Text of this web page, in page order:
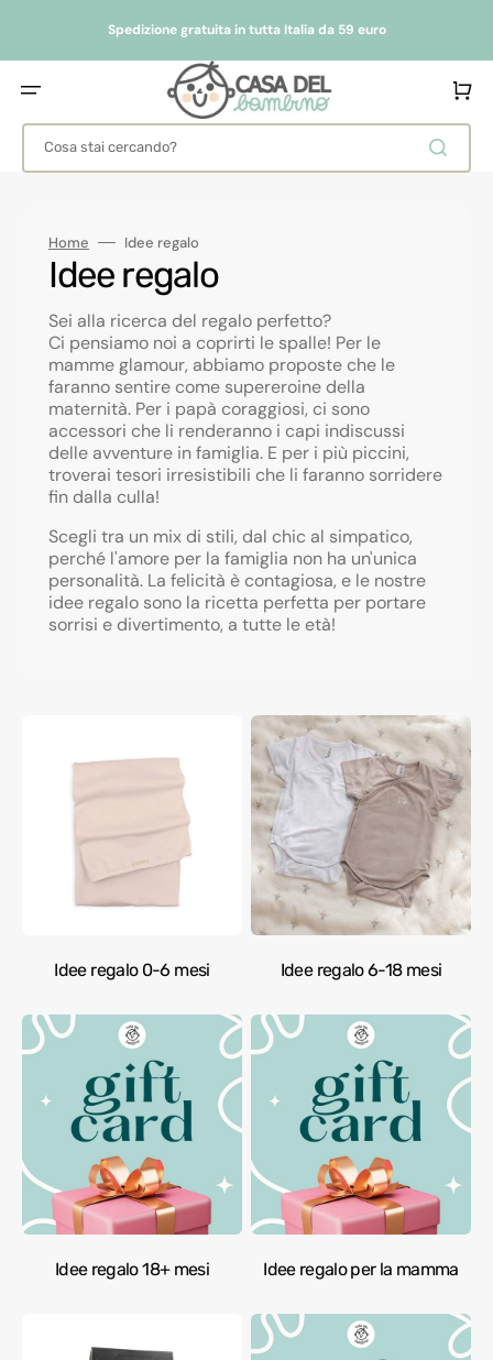
Spedizione gratuita in tutta Italia da 59 euro
Cosa stai cercando?
Carrello
Home Idee regalo
Collezione:
Idee regalo
Sei alla ricerca del regalo perfetto?
Ci pensiamo noi a coprirti le spalle! Per le
mamme glamour, abbiamo proposte che le
faranno sentire come supereroine della
maternità. Per i papà coraggiosi, ci sono
accessori che li renderanno i capi indiscussi
delle avventure in famiglia. E per i più piccini,
troverai tesori irresistibili che li faranno sorridere
fin dalla culla!
Scegli tra un mix di stili, dal chic al simpatico,
perché l'amore per la famiglia non ha un'unica
personalità. La felicità è contagiosa, e le nostre
idee regalo sono la ricetta perfetta per portare
sorrisi e divertimento, a tutte le età!
Idee regalo 0-6 mesi Idee regalo 6-18 mesi
Idee regalo 18+ mesi Idee regalo per la mamma